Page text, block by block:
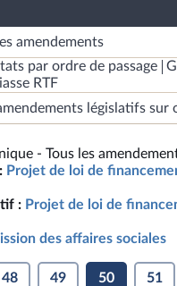
amendements
par ordre de passage
RTF
législatifs sur
- Tous les
Projet de loi de
: Projet de loi de
des affaires sociales
48 49 50 51